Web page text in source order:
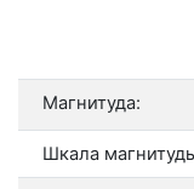
Магнитуда:
Шкала